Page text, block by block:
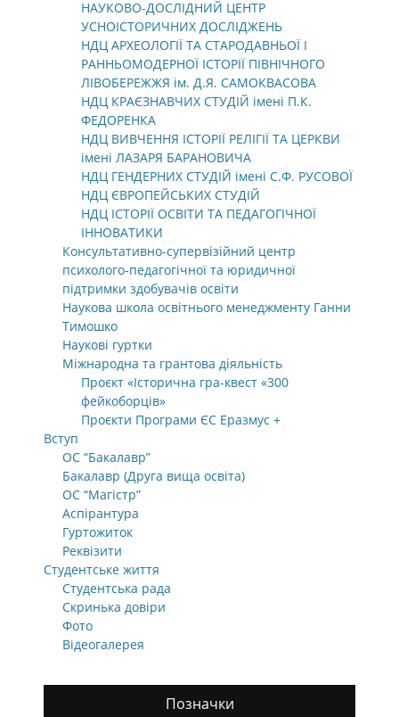
НАУКОВО-ДОСЛІДНИЙ ЦЕНТР
УСНОІСТОРИЧНИХ ДОСЛІДЖЕНЬ
НДЦ АРХЕОЛОГІЇ ТА СТАРОДАВНЬОЇ І
РАННЬОМОДЕРНОЇ ІСТОРІЇ ПІВНІЧНОГО
ЛІВОБЕРЕЖЖЯ ім. Д.Я. САМОКВАСОВА
НДЦ КРАЄЗНАВЧИХ СТУДІЙ імені П.К.
ФЕДОРЕНКА
НДЦ ВИВЧЕННЯ ІСТОРІЇ РЕЛІГІЇ ТА ЦЕРКВИ
імені ЛАЗАРЯ БАРАНОВИЧА
НДЦ ГЕНДЕРНИХ СТУДІЙ імені С.Ф. РУСОВОЇ
НДЦ ЄВРОПЕЙСЬКИХ СТУДІЙ
НДЦ ІСТОРІЇ ОСВІТИ ТА ПЕДАГОГІЧНОЇ
ІННОВАТИКИ
Консультативно-супервізійний центр
психолого-педагогічної та юридичної
підтримки здобувачів освіти
Наукова школа освітнього менеджменту Ганни
Тимошко
Наукові гуртки
Міжнародна та грантова діяльність
Проєкт «Історична гра-квест «300
фейкоборців»
Проєкти Програми ЄС Еразмус +
Вступ
ОС “Бакалавр”
Бакалавр (Друга вища освіта)
ОС “Магістр”
Аспірантура
Гуртожиток
Реквізити
Студентське життя
Студентська рада
Скринька довіри
Фото
Відеогалерея
Позначки